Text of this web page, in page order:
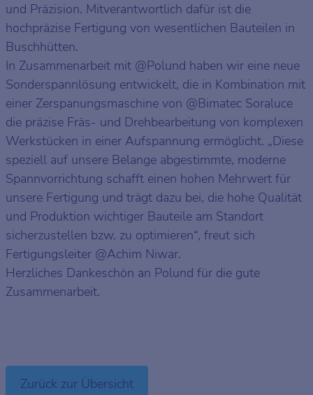
und Präzision. Mitverantwortlich dafür ist die
hochpräzise Fertigung von wesentlichen Bauteilen in
Buschhütten.
In Zusammenarbeit mit @Polund haben wir eine neue
Sonderspannlösung entwickelt, die in Kombination mit
einer Zerspanungsmaschine von @Bimatec Soraluce
die präzise Fräs- und Drehbearbeitung von komplexen
Werkstücken in einer Aufspannung ermöglicht. „Diese
speziell auf unsere Belange abgestimmte, moderne
Spannvorrichtung schafft einen hohen Mehrwert für
unsere Fertigung und trägt dazu bei, die hohe Qualität
und Produktion wichtiger Bauteile am Standort
sicherzustellen bzw. zu optimieren“, freut sich
Fertigungsleiter @Achim Niwar.
Herzliches Dankeschön an Polund für die gute
Zusammenarbeit.
Zurück zur Übersicht